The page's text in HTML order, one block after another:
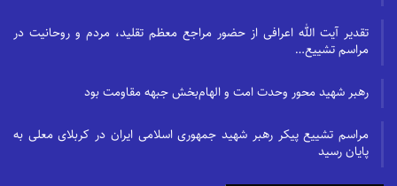
تقدیر آیت الله اعرافی از حضور مراجع معظم تقلید، مردم و روحانیت در
مراسم تشییع…
رهبر شهید محور وحدت امت و الهام‌بخش جبهه مقاومت بود
مراسم تشییع پیکر رهبر شهید جمهوری اسلامی ایران در کربلای معلی به
پایان رسید